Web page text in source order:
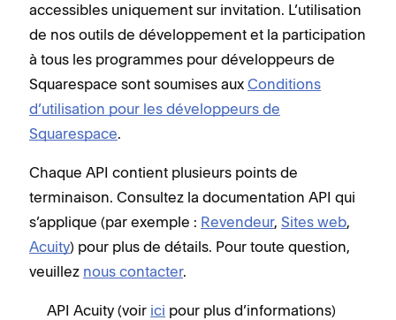
accessibles uniquement sur invitation. L’utilisation
de nos outils de développement et la participation
à tous les programmes pour développeurs de
Squarespace sont soumises aux Conditions
d’utilisation pour les développeurs de
Squarespace.
Chaque API contient plusieurs points de
terminaison. Consultez la documentation API qui
s’applique (par exemple : Revendeur, Sites web,
Acuity) pour plus de détails. Pour toute question,
veuillez nous contacter.
API Acuity (voir ici pour plus d’informations)